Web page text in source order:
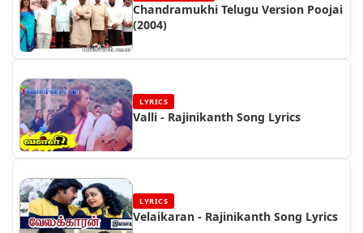
Chandramukhi Telugu Version Poojai
(2004)
LYRICS
Valli - Rajinikanth Song Lyrics
LYRICS
Velaikaran - Rajinikanth Song Lyrics